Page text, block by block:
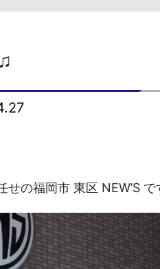
の福岡市 東区 NEW’S で